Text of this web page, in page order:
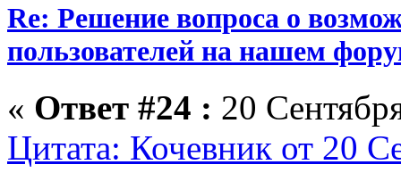
Re: Решение вопроса о
пользователей на нашем
« Ответ #24 : 20
Цитата: Кочевник от 20